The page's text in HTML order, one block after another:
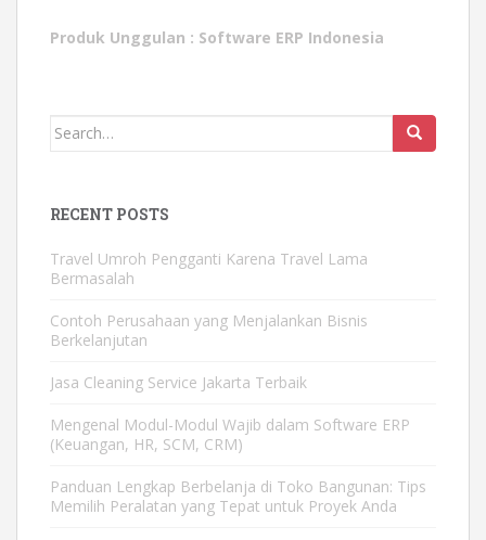
Produk Unggulan : Software ERP Indonesia
Search
RECENT POSTS
Travel Umroh Pengganti Karena Travel Lama
Bermasalah
Contoh Perusahaan yang Menjalankan Bisnis
Berkelanjutan
Jasa Cleaning Service Jakarta Terbaik
Mengenal Modul-Modul Wajib dalam Software ERP
(Keuangan, HR, SCM, CRM)
Panduan Lengkap Berbelanja di Toko Bangunan: Tips
Memilih Peralatan yang Tepat untuk Proyek Anda